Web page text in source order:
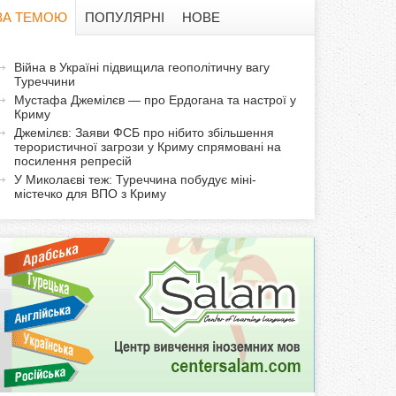
а
ф
р
м
а
ТЕМОЮ
т
ПОПУЛЯРНІ НОВЕ
Війна в Україні підвищила геополітичну вагу
Туреччини
Мустафа Джемілєв — про Ердогана та настрої у
Криму
Джемілєв: Заяви ФСБ про нібито збільшення
терористичної загрози у Криму спрямовані на
посилення репресій
У Миколаєві теж: Туреччина побудує міні-
містечко для ВПО з Криму